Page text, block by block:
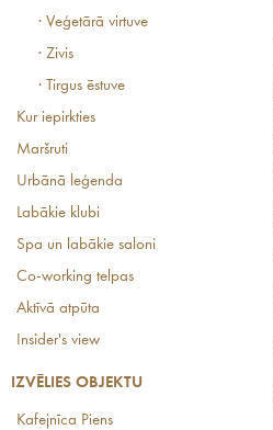
· Veģetārā virtuve
· Zivis
· Tirgus ēstuve
Kur iepirkties
Maršruti
Urbānā leģenda
Labākie klubi
Spa un labākie saloni
Co-working telpas
Aktīvā atpūta
Insider's view
IZVĒLIES OBJEKTU
Kafejnīca Piens